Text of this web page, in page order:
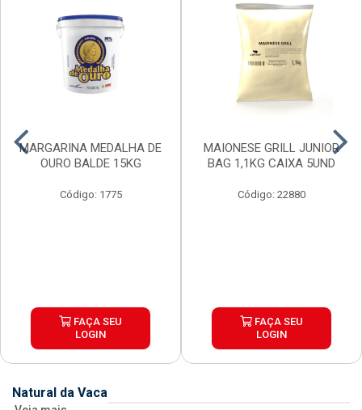
MARGARINA MEDALHA DE
OURO BALDE 15KG
Código: 1775
FAÇA SEU
LOGIN
MAIONESE GRILL JUNIOR
BAG 1,1KG CAIXA 5UND
Código: 22880
FAÇA SEU
LOGIN
Natural da Vaca